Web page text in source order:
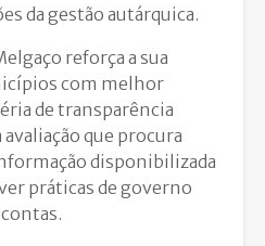
da gestão autárquica.
reforça a sua
com melhor
de transparência
que procura
disponibilizada
práticas de governo